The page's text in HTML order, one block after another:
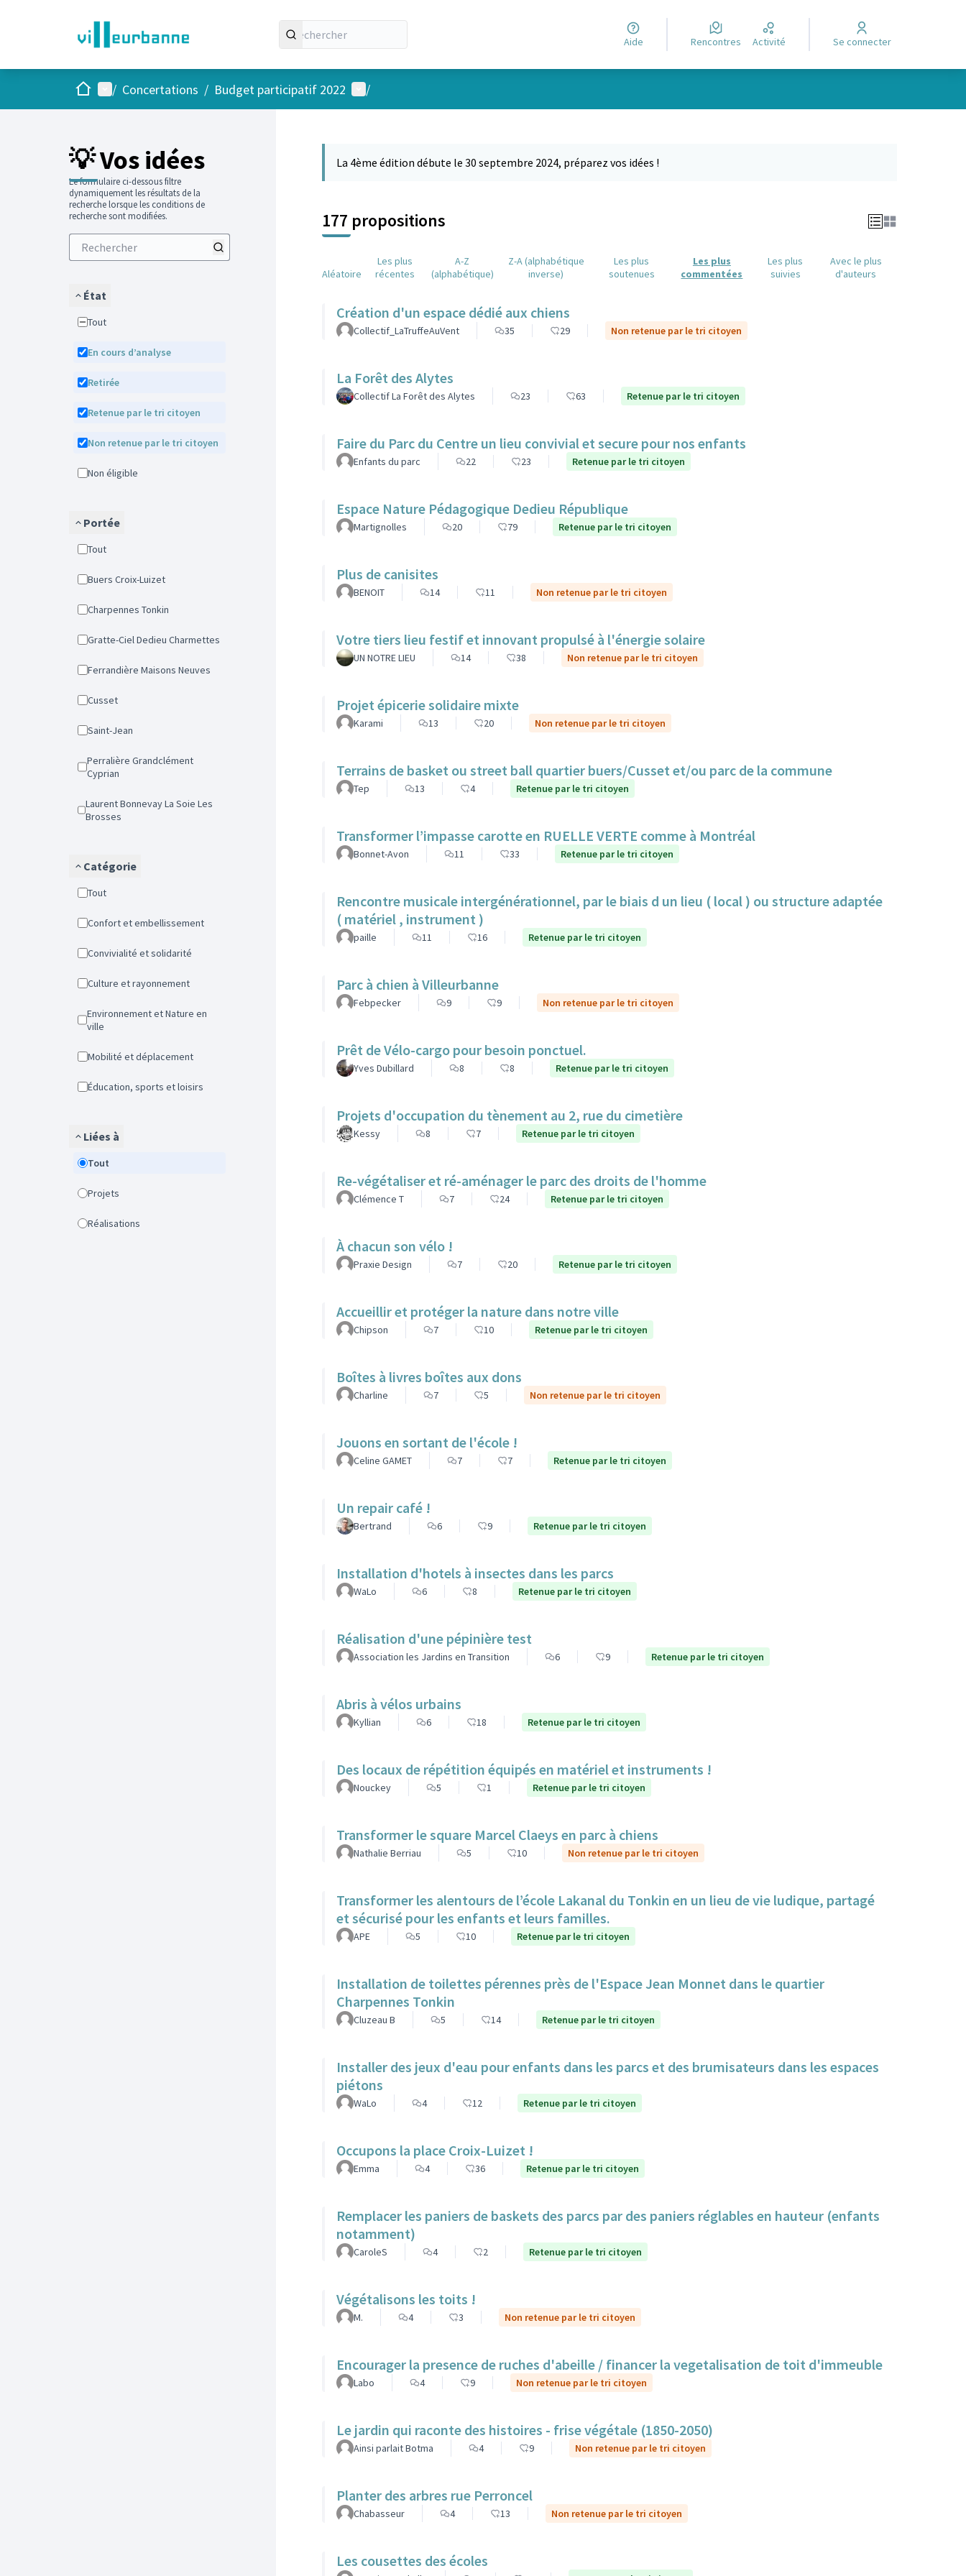
Aide Rencontres Activité Se connecter
AccueilMenu principal
/ Concertations / Budget participatif 2022 Menu utilisateur
/
💡 Vos idées
Le formulaire ci-dessous filtre
dynamiquement les résultats de la
recherche lorsque les conditions de
recherche sont modifiées.
État
Tout
En cours d’analyse
Retirée
Retenue par le tri citoyen
Non retenue par le tri citoyen
Non éligible
Portée
Tout
Buers Croix-Luizet
Charpennes Tonkin
Gratte-Ciel Dedieu Charmettes
Ferrandière Maisons Neuves
Cusset
Saint-Jean
Perralière Grandclément
Cyprian
Laurent Bonnevay La Soie Les
Brosses
Catégorie
Tout
Confort et embellissement
Convivialité et solidarité
Culture et rayonnement
Environnement et Nature en
ville
Mobilité et déplacement
Éducation, sports et loisirs
Liées à
Tout
Projets
Réalisations
La 4ème édition débute le 30 septembre 2024, préparez vos idées !
177 propositions
Aléatoire
Les plus
récentes
A-Z
(alphabétique)
Z-A (alphabétique
inverse)
Les plus
soutenues
Les plus
commentées
Les plus
suivies
Avec le plus
d'auteurs
Création d'un espace dédié aux chiens
Collectif_LaTruffeAuVent 35 29 Non retenue par le tri citoyen
La Forêt des Alytes
Collectif La Forêt des Alytes 23 63 Retenue par le tri citoyen
Faire du Parc du Centre un lieu convivial et secure pour nos enfants
Enfants du parc 22 23 Retenue par le tri citoyen
Espace Nature Pédagogique Dedieu République
Martignolles 20 79 Retenue par le tri citoyen
Plus de canisites
BENOIT 14 11 Non retenue par le tri citoyen
Votre tiers lieu festif et innovant propulsé à l'énergie solaire
UN NOTRE LIEU 14 38 Non retenue par le tri citoyen
Projet épicerie solidaire mixte
Karami 13 20 Non retenue par le tri citoyen
Terrains de basket ou street ball quartier buers/Cusset et/ou parc de la commune
Tep 13 4 Retenue par le tri citoyen
Transformer l’impasse carotte en RUELLE VERTE comme à Montréal
Bonnet-Avon 11 33 Retenue par le tri citoyen
Rencontre musicale intergénérationnel, par le biais d un lieu ( local ) ou structure adaptée
( matériel , instrument )
paille 11 16 Retenue par le tri citoyen
Parc à chien à Villeurbanne
Febpecker 9 9 Non retenue par le tri citoyen
Prêt de Vélo-cargo pour besoin ponctuel.
Yves Dubillard 8 8 Retenue par le tri citoyen
Projets d'occupation du tènement au 2, rue du cimetière
Kessy 8 7 Retenue par le tri citoyen
Re-végétaliser et ré-aménager le parc des droits de l'homme
Clémence T 7 24 Retenue par le tri citoyen
À chacun son vélo !
Praxie Design 7 20 Retenue par le tri citoyen
Accueillir et protéger la nature dans notre ville
Chipson 7 10 Retenue par le tri citoyen
Boîtes à livres boîtes aux dons
Charline 7 5 Non retenue par le tri citoyen
Jouons en sortant de l'école !
Celine GAMET 7 7 Retenue par le tri citoyen
Un repair café !
Bertrand 6 9 Retenue par le tri citoyen
Installation d'hotels à insectes dans les parcs
WaLo 6 8 Retenue par le tri citoyen
Réalisation d'une pépinière test
Association les Jardins en Transition 6 9 Retenue par le tri citoyen
Abris à vélos urbains
Kyllian 6 18 Retenue par le tri citoyen
Des locaux de répétition équipés en matériel et instruments !
Nouckey 5 1 Retenue par le tri citoyen
Transformer le square Marcel Claeys en parc à chiens
Nathalie Berriau 5 10 Non retenue par le tri citoyen
Transformer les alentours de l’école Lakanal du Tonkin en un lieu de vie ludique, partagé
et sécurisé pour les enfants et leurs familles.
APE 5 10 Retenue par le tri citoyen
Installation de toilettes pérennes près de l'Espace Jean Monnet dans le quartier
Charpennes Tonkin
Cluzeau B 5 14 Retenue par le tri citoyen
Installer des jeux d'eau pour enfants dans les parcs et des brumisateurs dans les espaces
piétons
WaLo 4 12 Retenue par le tri citoyen
Occupons la place Croix-Luizet !
Emma 4 36 Retenue par le tri citoyen
Remplacer les paniers de baskets des parcs par des paniers réglables en hauteur (enfants
notamment)
CaroleS 4 2 Retenue par le tri citoyen
Végétalisons les toits !
M. 4 3 Non retenue par le tri citoyen
Encourager la presence de ruches d'abeille / financer la vegetalisation de toit d'immeuble
Labo 4 9 Non retenue par le tri citoyen
Le jardin qui raconte des histoires - frise végétale (1850-2050)
Ainsi parlait Botma 4 9 Non retenue par le tri citoyen
Planter des arbres rue Perroncel
Chabasseur 4 13 Non retenue par le tri citoyen
Les cousettes des écoles